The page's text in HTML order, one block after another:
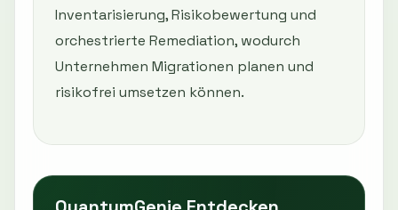
Inventarisierung, Risikobewertung und
orchestrierte Remediation, wodurch
Unternehmen Migrationen planen und
risikofrei umsetzen können.